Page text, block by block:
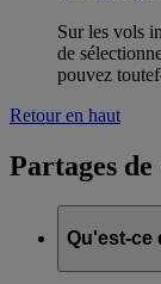
Sur les vols
de
pouvez
Retour en haut
Partages de
Qu'est-ce